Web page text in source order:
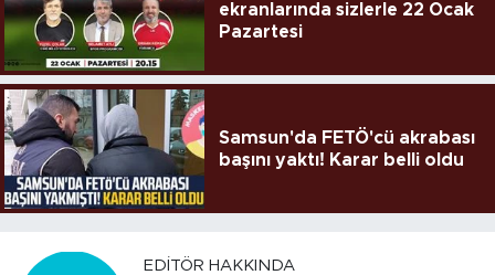
ekranlarında sizlerle 22 Ocak
Pazartesi
Samsun'da FETÖ'cü akrabası
başını yaktı! Karar belli oldu
EDITÖR HAKKINDA